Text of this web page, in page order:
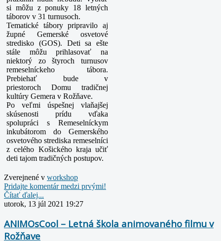
si môžu z ponuky 18 letných
táborov v 31 turnusoch.
Tematické tábory pripravilo aj
župné Gemerské osvetové
stredisko (GOS). Deti sa ešte
stále môžu prihlasovať na
niektorý zo štyroch turnusov
remeselníckeho tábora.
Prebiehať bude v
priestoroch Domu tradičnej
kultúry Gemera v Rožňave.
Po veľmi úspešnej vlaňajšej
skúsenosti prídu vďaka
spolupráci s Remeselníckym
inkubátorom do Gemerského
osvetového strediska remeselníci
z celého Košického kraja učiť
deti tajom tradičných postupov.
Zverejnené v workshop
Pridajte komentár medzi prvými!
Čítať ďalej...
utorok, 13 júl 2021 19:27
ANIMOsCool – Letná škola animovaného filmu v
Rožňave